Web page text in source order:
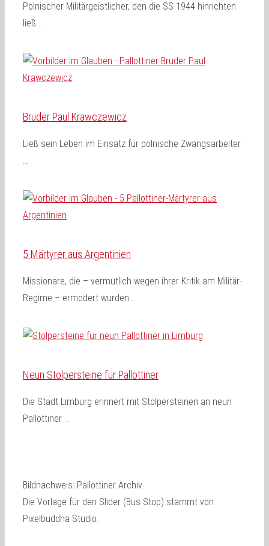
Polnischer Militärgeistlicher, den die SS 1944 hinrichten
ließ …
Bruder Paul Krawczewicz
Ließ sein Leben im Einsatz für polnische Zwangsarbeiter
…
5 Märtyrer aus Argentinien
Missionare, die – vermutlich wegen ihrer Kritik am Militär-
Regime – ermodert wurden …
Neun Stolpersteine für Pallottiner
Die Stadt Limburg erinnert mit Stolpersteinen an neun
Pallottiner …
Bildnachweis: Pallottiner Archiv
Die Vorlage für den Slider (Bus Stop) stammt von
Pixelbuddha Studio.